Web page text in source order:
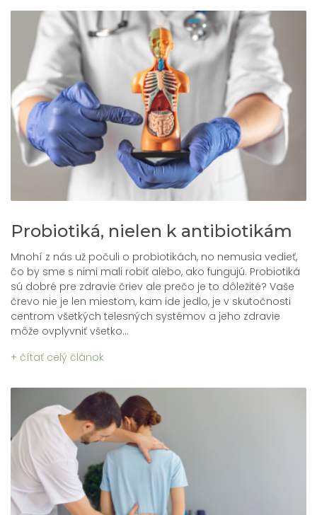
Probiotiká, nielen k antibiotikám
Mnohí z nás už počuli o probiotikách, no nemusia vedieť,
čo by sme s nimi mali robiť alebo, ako fungujú. Probiotiká
sú dobré pre zdravie čriev ale prečo je to dôležité? Vaše
črevo nie je len miestom, kam ide jedlo, je v skutočnosti
centrom všetkých telesných systémov a jeho zdravie
môže ovplyvniť všetko...
+ čítať celý článok